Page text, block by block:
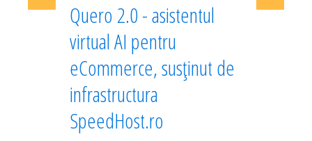
Quero 2.0 - asistentul
virtual AI pentru
eCommerce, susținut de
infrastructura
SpeedHost.ro